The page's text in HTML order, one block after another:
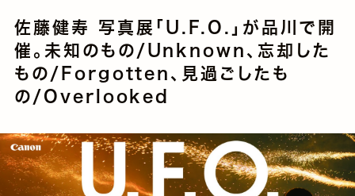
佐藤健寿 写真展「U.F.O.」が品川で開
催。未知のもの/Unknown、忘却した
もの/Forgotten、見過ごしたも
の/Overlooked